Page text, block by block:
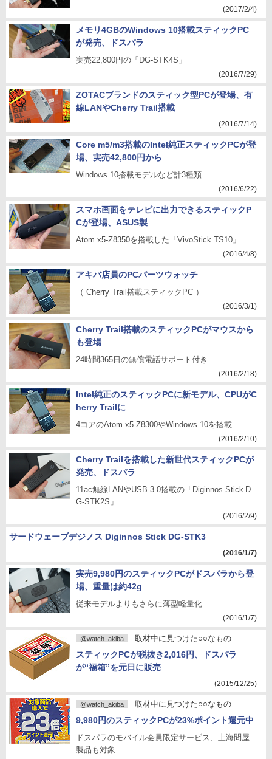
(2017/2/4)
メモリ4GBのWindows 10搭載スティックPC
が発売、ドスパラ
実売22,800円の「DG-STK4S」
(2016/7/29)
ZOTACブランドのスティック型PCが登場、有
線LANやCherry Trail搭載
(2016/7/14)
Core m5/m3搭載のIntel純正スティックPCが登
場、実売42,800円から
Windows 10搭載モデルなど計3種類
(2016/6/22)
スマホ画面をテレビに出力できるスティックP
Cが登場、ASUS製
Atom x5-Z8350を搭載した「VivoStick TS10」
(2016/4/8)
アキバ店員のPCパーツウォッチ
（ Cherry Trail搭載スティックPC ）
(2016/3/1)
Cherry Trail搭載のスティックPCがマウスから
も登場
24時間365日の無償電話サポート付き
(2016/2/18)
Intel純正のスティックPCに新モデル、CPUがC
herry Trailに
4コアのAtom x5-Z8300やWindows 10を搭載
(2016/2/10)
Cherry Trailを搭載した新世代スティックPCが
発売、ドスパラ
11ac無線LANやUSB 3.0搭載の「Diginnos Stick D
G-STK2S」
(2016/2/9)
サードウェーブデジノス Diginnos Stick DG-STK3
(2016/1/7)
実売9,980円のスティックPCがドスパラから登
場、重量は約42g
従来モデルよりもさらに薄型軽量化
(2016/1/7)
@watch_akiba 取材中に見つけた○○なもの
スティックPCが税抜き2,016円、ドスパラ
が“福箱”を元日に販売
(2015/12/25)
@watch_akiba 取材中に見つけた○○なもの
9,980円のスティックPCが23%ポイント還元中
ドスパラのモバイル会員限定サービス、上海問屋
製品も対象